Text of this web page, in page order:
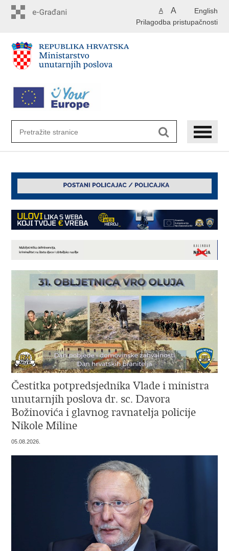
English
A A
Prilagodba pristupačnosti
Čestitka potpredsjednika Vlade i ministra
unutarnjih poslova dr. sc. Davora
Božinovića i glavnog ravnatelja policije
Nikole Miline
05.08.2026.